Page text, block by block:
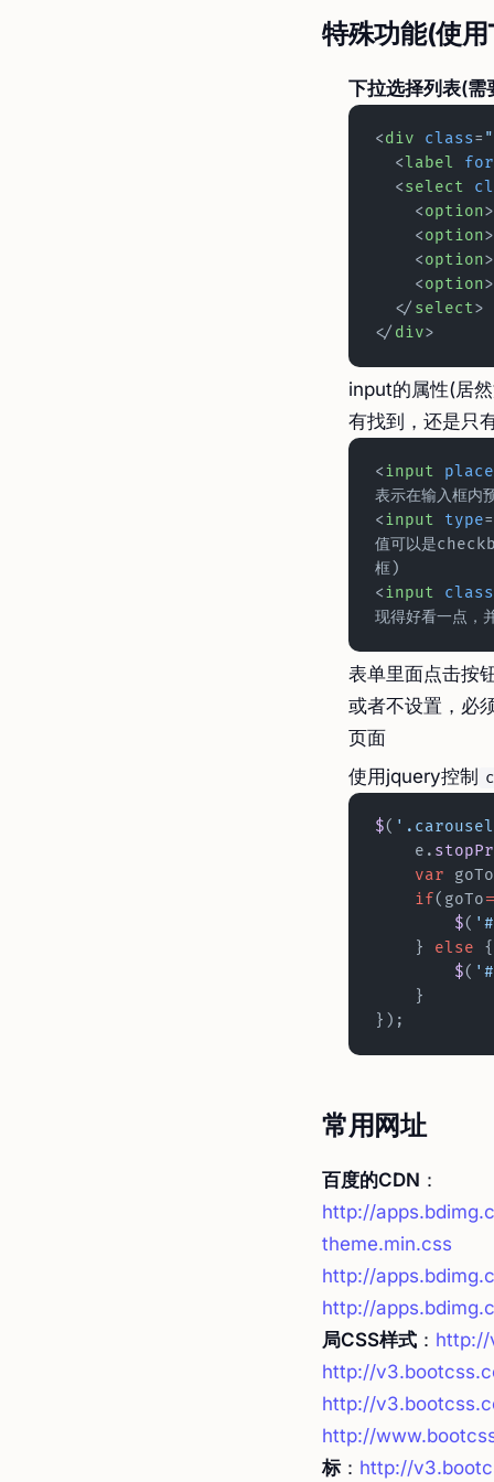
特殊功能(使
下拉选择列表(
<div class=
  <
label
for
  <
select
    <
option
    <
option
    <
option
    <
option
  </
select>
</ div>
input的属性(居
有找到，还是只
<input
表示在输入框内
<input type=
值可以是
框)
<input class
现得好看一点，
表单里面点击按
或者不设置，必
页面
使用jquery控制
$(
    e.
    var
    if
(goTo
        $
(
    }
else {
        $
(
    }
});
常用网址
百度的CDN ：
http://
theme.min.css
http://
http://
局CSS样式 ：
http://
http://
http://
标： http://